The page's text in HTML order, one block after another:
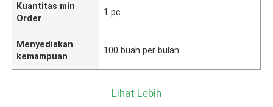
Kuantitas min
Order
1 pc
Menyediakan
kemampuan
100 buah per bulan
Lihat Lebih